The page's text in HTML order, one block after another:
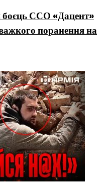
ССО «Дацент»
поранення на